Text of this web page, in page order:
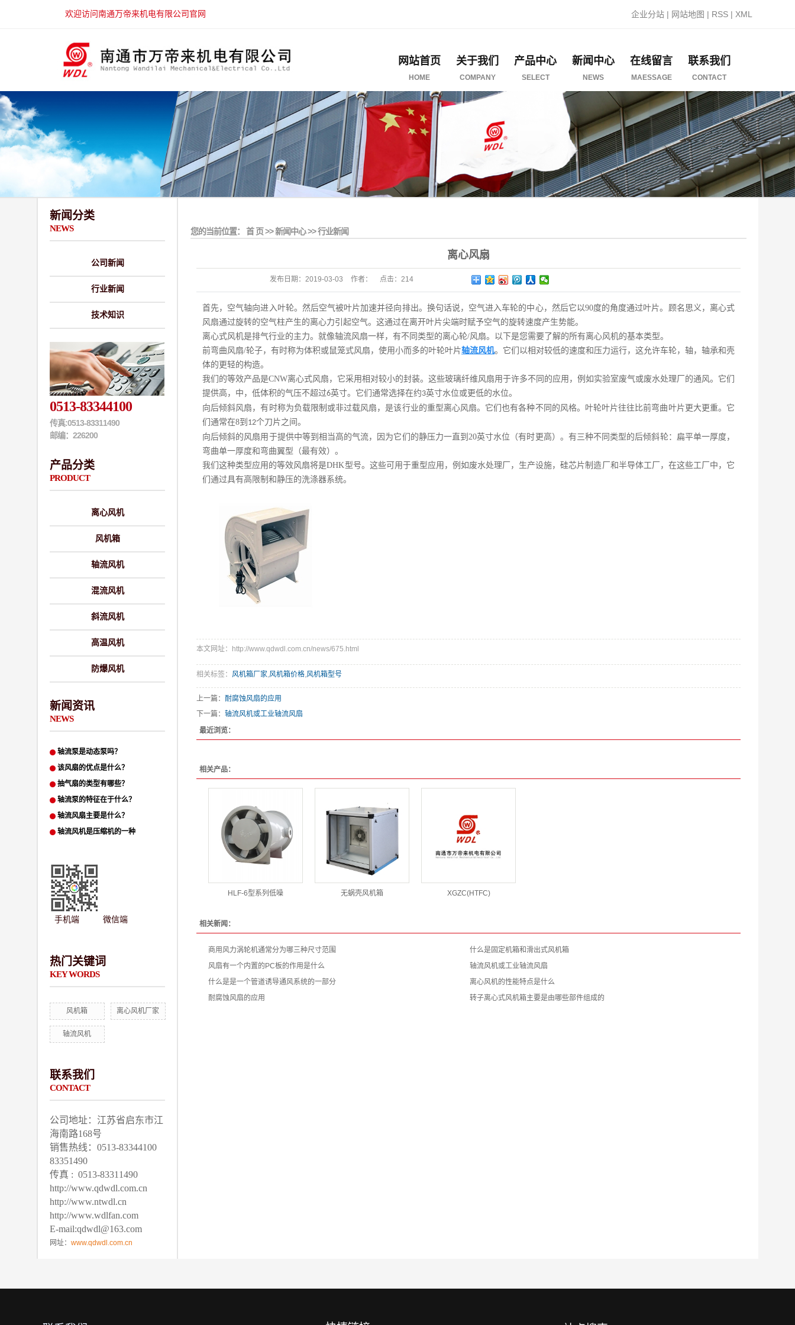
企业分站 | 网站地图 | RSS | XML
欢迎访问南通万帝来机电有限公司官网
网站首页
HOME
关于我们
COMPANY
产品中心
SELECT
新闻中心
NEWS
在线留言
MAESSAGE
联系我们
CONTACT
新闻分类
NEWS
公司新闻
行业新闻
技术知识
0513-83344100
传真:0513-83311490
邮编：226200
产品分类
PRODUCT
离心风机
风机箱
轴流风机
混流风机
斜流风机
高温风机
防爆风机
新闻资讯
NEWS
轴流泵是动态泵吗？
该风扇的优点是什么？
抽气扇的类型有哪些？
轴流泵的特征在于什么？
轴流风扇主要是什么？
​轴流风机是压缩机的一种
手机端 微信端
热门关键词
KEY WORDS
风机箱 离心风机厂家
轴流风机
联系我们
CONTACT
公司地址：江苏省启东市江
海南路168号
销售热线：0513-83344100
83351490
传真 : 0513-83311490
http://www.qdwdl.com.cn
http://www.ntwdl.cn
http://www.wdlfan.com
E-mail:qdwdl@163.com
网址： www.qdwdl.com.cn
您的当前位置： 首 页>>新闻中心>>行业新闻
离心风扇
发布日期： 2019-03-03 作者： 点击： 214
首先，空气轴向进入叶轮。然后空气被叶片加速并径向排出。换句话说，空气进入车轮的中心，然后它以90度的角度通过叶片。顾名思义，离心式
风扇通过旋转的空气柱产生的离心力引起空气。这通过在离开叶片尖端时赋予空气的旋转速度产生势能。
离心式风机是排气行业的主力。就像轴流风扇一样，有不同类型的离心轮/风扇。以下是您需要了解的所有离心风机的基本类型。
前弯曲风扇/轮子，有时称为体积或鼠笼式风扇，使用小而多的叶轮叶片轴流风机。它们以相对较低的速度和压力运行，这允许车轮，轴，轴承和壳
体的更轻的构造。
我们的等效产品是CNW离心式风扇，它采用相对较小的封装。这些玻璃纤维风扇用于许多不同的应用，例如实验室废气或废水处理厂的通风。它们
提供高，中，低体积的气压不超过6英寸。它们通常选择在约3英寸水位或更低的水位。
向后倾斜风扇，有时称为负载限制或非过载风扇，是该行业的重型离心风扇。它们也有各种不同的风格。叶轮叶片往往比前弯曲叶片更大更重。它
们通常在8到 12个刀片之间。
向后倾斜的风扇用于提供中等到相当高的气流，因为它们的静压力一直到 20英寸水位（有时更高）。有三种不同类型的后倾斜轮：扁平单一厚度，
弯曲单一厚度和弯曲翼型（最有效）。
我们这种类型应用的等效风扇将是DHK 型号。这些可用于重型应用，例如废水处理厂，生产设施，硅芯片制造厂和半导体工厂，在这些工厂中，它
们通过具有高限制和静压的洗涤器系统。
本文网址：http://www.qdwdl.com.cn/news/675.html
相关标签： 风机箱厂家,风机箱价格,风机箱型号
上一篇： 耐腐蚀风扇的应用
下一篇： 轴流风机或工业轴流风扇
最近浏览：
相关产品：
HLF-6型系列低噪 无蜗壳风机箱 XGZC(HTFC)
相关新闻：
商用风力涡轮机通常分为哪三种尺寸范围
什么是固定机箱和滑出式风机箱
风扇有一个内置的PC板的作用是什么
轴流风机或工业轴流风扇
什么是是一个管道诱导通风系统的一部分
离心风机的性能特点是什么
耐腐蚀风扇的应用
转子离心式风机箱主要是由哪些部件组成的